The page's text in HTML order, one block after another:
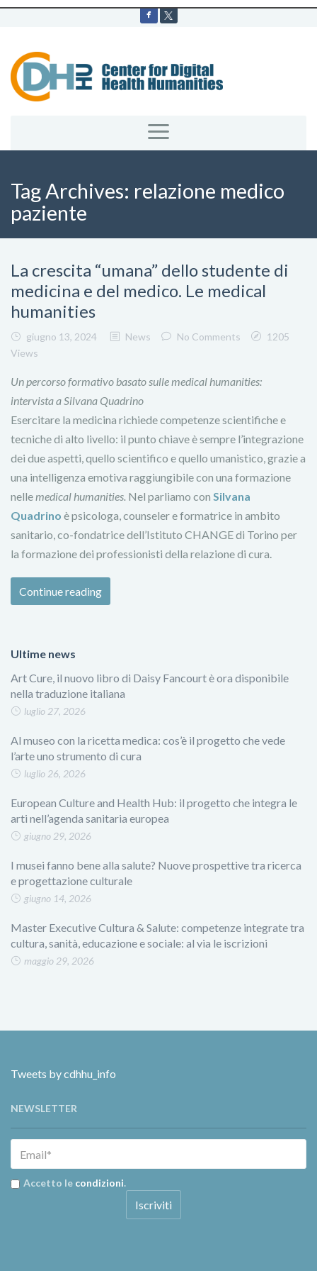
Tag Archives: relazione medico
paziente
La crescita “umana” dello studente di
medicina e del medico. Le medical
humanities
giugno 13, 2024 News No Comments
1205
Views
Un percorso formativo basato sulle medical humanities:
intervista a Silvana Quadrino
Esercitare la medicina richiede competenze scientifiche e
tecniche di alto livello: il punto chiave è sempre l’integrazione
dei due aspetti, quello scientifico e quello umanistico, grazie a
una intelligenza emotiva raggiungibile con una formazione
nellemedical humanities. Nel parliamo con Silvana
Quadrino è psicologa, counseler e formatrice in ambito
sanitario, co-fondatrice dell’Istituto CHANGE di Torino per
la formazione dei professionisti della relazione di cura.
Continue reading
Ultime news
Art Cure, il nuovo libro di Daisy Fancourt è ora disponibile
nella traduzione italiana
luglio 27, 2026
Al museo con la ricetta medica: cos’è il progetto che vede
l’arte uno strumento di cura
luglio 26, 2026
European Culture and Health Hub: il progetto che integra le
arti nell’agenda sanitaria europea
giugno 29, 2026
I musei fanno bene alla salute? Nuove prospettive tra ricerca
e progettazione culturale
giugno 14, 2026
Master Executive Cultura & Salute: competenze integrate tra
cultura, sanità, educazione e sociale: al via le iscrizioni
maggio 29, 2026
Tweets by cdhhu_info
NEWSLETTER
Accetto le condizioni.